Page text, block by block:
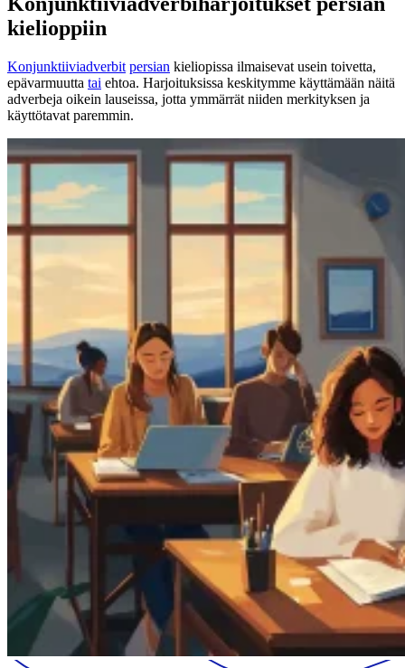
kielioppiin
Konjunktiiviadverbit persian kieliopissa ilmaisevat usein toivetta,
epävarmuutta tai ehtoa. Harjoituksissa keskitymme käyttämään näitä
adverbeja oikein lauseissa, jotta ymmärrät niiden merkityksen ja
käyttötavat paremmin.